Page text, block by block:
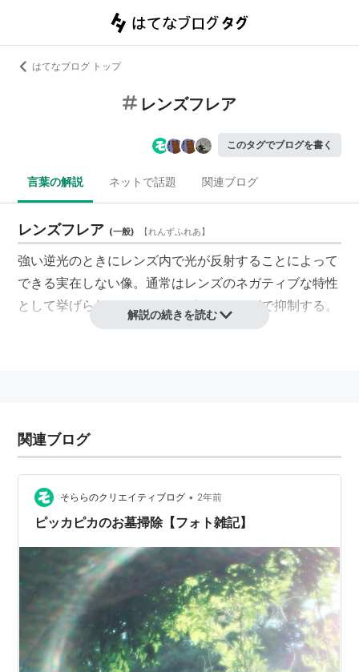
はてなブログ トップ
レンズフレア
このタグでブログを書く
言葉の解説 ネットで話題 関連ブログ
レンズフレア (一般) 【れんずふれあ】
強い逆光のときにレンズ内で光が反射することによって
できる実在しない像。通常はレンズのネガティブな特性
として挙げられるので、レンズフードなどで抑制する。
解説の続きを読む
関連ブログ
そららのクリエイティブログ • 2年前
ピッカピカのお墓掃除【フォト雑記】